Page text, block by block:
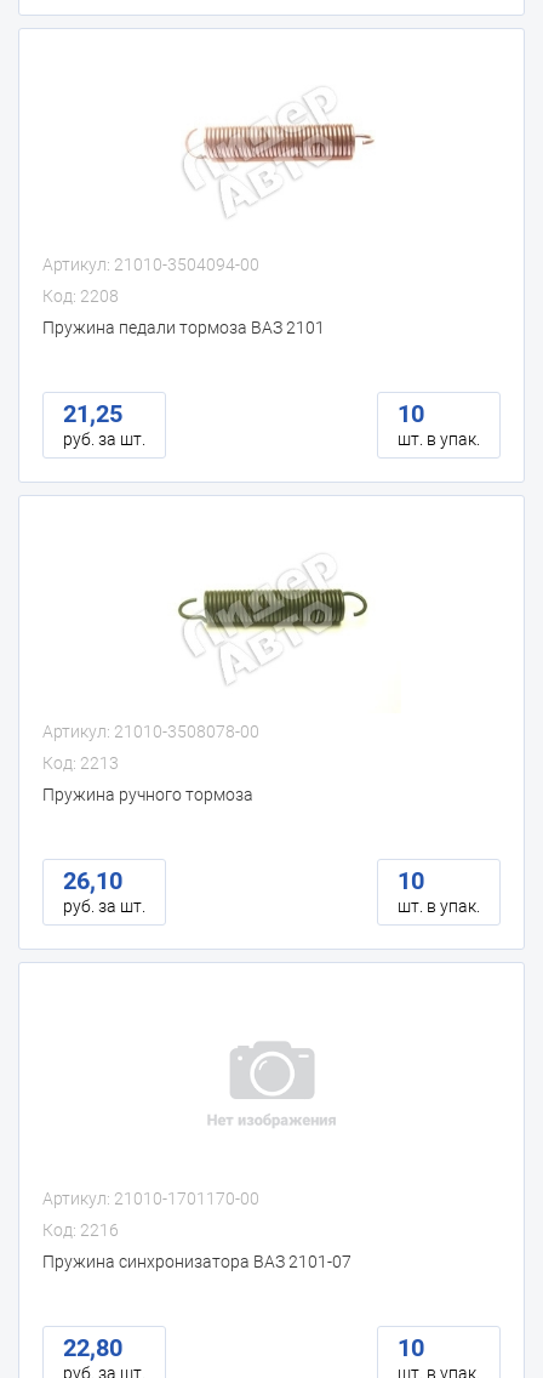
Артикул: 21010-3504094-00
Код: 2208
Пружина педали тормоза ВАЗ 2101
21,25
руб. за шт.
10
шт. в упак.
Артикул: 21010-3508078-00
Код: 2213
Пружина ручного тормоза
26,10
руб. за шт.
10
шт. в упак.
Артикул: 21010-1701170-00
Код: 2216
Пружина синхронизатора ВАЗ 2101-07
22,80
руб. за шт.
10
шт. в упак.